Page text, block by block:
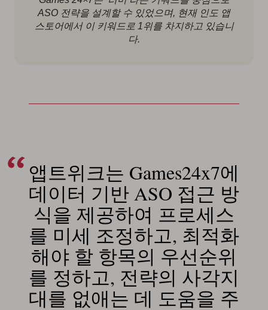
ASO 전략을 설계할 수 있었으며, 현재 인도 앱
스토어에서 이 키워드로 1위를 차지하고 있습니
다.
앱트위크는 Games24x7에
데이터 기반 ASO 접근 방
식을 제공하여 프로세스
를 미세 조정하고, 최적화
해야 할 항목의 우선순위
를 정하고, 전략의 사각지
대를 없애는 데 도움을 주